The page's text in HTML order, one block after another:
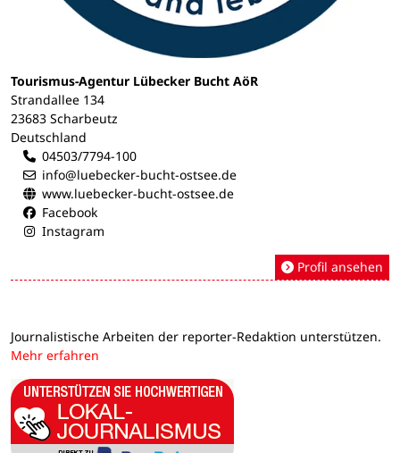
Tourismus-Agentur Lübecker Bucht AöR
Strandallee 134
23683 Scharbeutz
Deutschland
04503/7794-100
info@luebecker-bucht-ostsee.de
www.luebecker-bucht-ostsee.de
Facebook
Instagram
Profil ansehen
Journalistische Arbeiten der reporter-Redaktion unterstützen.
Mehr erfahren